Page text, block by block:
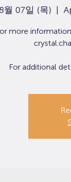
월 07일 (목)
  |
more
For additional